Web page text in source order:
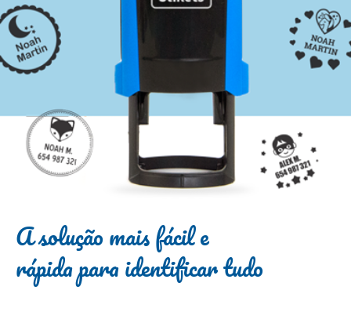
A solução mais fácil e
rápida para identificar tudo